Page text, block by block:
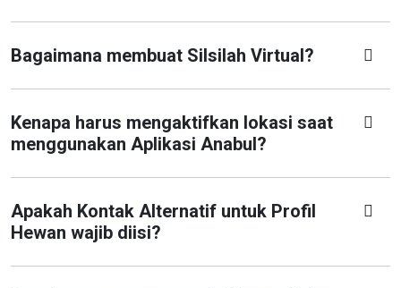
Bagaimana membuat Silsilah Virtual?
Kenapa harus mengaktifkan lokasi saat
menggunakan Aplikasi Anabul?
Apakah Kontak Alternatif untuk Profil
Hewan wajib diisi?